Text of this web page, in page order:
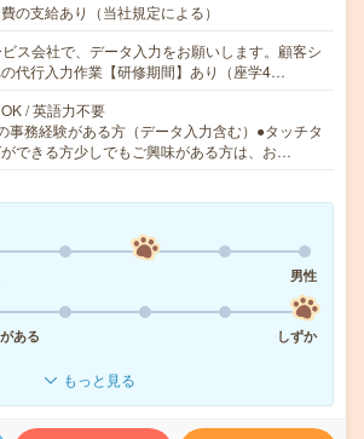
の支給あり（当社規定による）
ス会社で、データ入力をお願いします。顧客シ
代行入力作業【研修期間】あり（座学4…
/ 英語力不要
事務経験がある方（データ入力含む）●タッチタ
できる方少しでもご興味がある方は、お…
男性
ある
しずか
もっと見る